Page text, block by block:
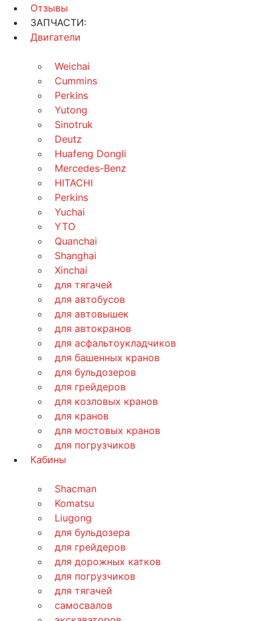
Отзывы
ЗАПЧАСТИ:
Двигатели
Weichai
Cummins
Perkins
Yutong
Sinotruk
Deutz
Huafeng Dongli
Mercedes-Benz
HITACHI
Perkins
Yuchai
YTO
Quanchai
Shanghai
Xinchai
для тягачей
для автобусов
для автовышек
для автокранов
для асфальтоукладчиков
для башенных кранов
для бульдозеров
для грейдеров
для козловых кранов
для кранов
для мостовых кранов
для погрузчиков
Кабины
Shacman
Komatsu
Liugong
для бульдозера
для грейдеров
для дорожных катков
для погрузчиков
для тягачей
самосвалов